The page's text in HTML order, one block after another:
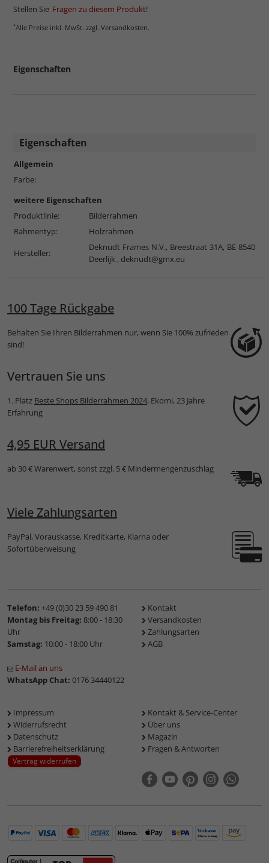
Stellen Sie Fragen zu diesem Produkt!
*Alle Preise inkl. MwSt. zzgl. Versandkosten.
Eigenschaften
Eigenschaften
Allgemein
Farbe:
weitere Eigenschaften
Produktlinie:
Bilderrahmen
Rahmentyp:
Holzrahmen
Hersteller:
Deknudt Frames N.V., Breestraat 31A, BE 8540
Deerlijk , deknudt@gmx.eu
100 Tage Rückgabe
Behalten Sie Ihren Bilderrahmen nur, wenn Sie 100% zufrieden
sind!
Vertrauen Sie uns
1. Platz Beste Shops Bilderrahmen 2024, Ekomi, 23 Jahre
Erfahrung
4,95 EUR Versand
ab 30 € Warenwert, sonst zzgl. 5 € Mindermengenzuschlag
Viele Zahlungsarten
PayPal, Vorauskasse, Kreditkarte, Klarna oder
Sofortüberweisung
Telefon: +49 (0)30 23 59 490 81
Montag bis Freitag: 8:00 - 18:30
Uhr
Samstag: 10:00 - 18:00 Uhr
E-Mail an uns
WhatsApp Chat: 0176 34440122
Kontakt
Versandkosten
Zahlungsarten
AGB
Impressum
Widerrufsrecht
Datenschutz
Barrierefreiheitserklärung
Vertrag widerrufen
Kontakt & Service-Center
Über uns
Magazin
Fragen & Antworten